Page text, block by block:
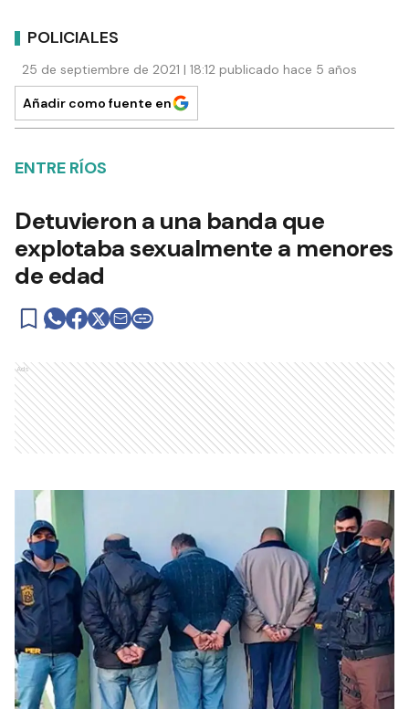
POLICIALES
25 de septiembre de 2021 | 18:12 publicado hace 5 años
Añadir como fuente en
ENTRE RÍOS
Detuvieron a una banda que
explotaba sexualmente a menores
de edad
Ads